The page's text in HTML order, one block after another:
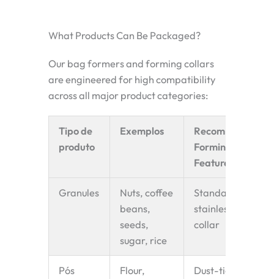
What Products Can Be Packaged?
Our bag formers and forming collars
are engineered for high compatibility
across all major product categories:
Tipo de
produto
Exemplos
Recommended
Forming
Feature
Granules
Nuts, coffee
beans,
seeds,
sugar, rice
Standard
stainless steel
collar
Pós
Flour,
Dust-tight